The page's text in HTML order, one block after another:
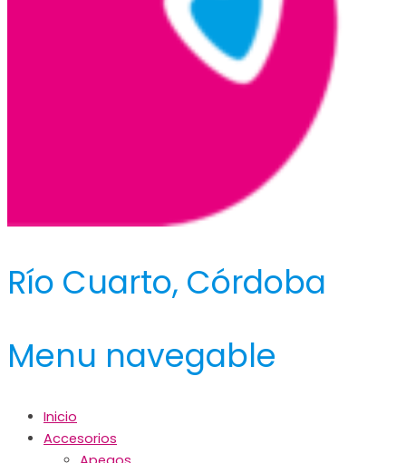
Río Cuarto, Córdoba
Menu navegable
Inicio
Accesorios